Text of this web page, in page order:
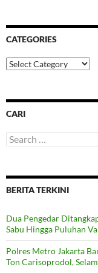
CATEGORIES
Categories
CARI
Search
for:
BERITA TERKINI
Dua Pengedar
Sabu Hingga Puluhan
Polres Metro Jakarta
Ton Carisoprodol,